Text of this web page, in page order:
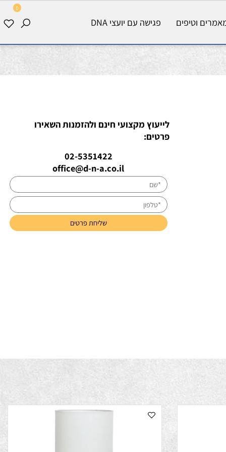
0
וטיפים פגישה עם יועצי DNA
לייעוץ מקצועי חינם ולהזמנות השאירו
פרטים:
02-5351422
office@d-n-a.co.il